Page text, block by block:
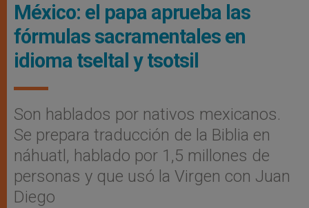
México: el papa aprueba las
fórmulas sacramentales en
idioma tseltal y tsotsil
Son hablados por nativos mexicanos.
Se prepara traducción de la Biblia en
náhuatl, hablado por 1,5 millones de
personas y que usó la Virgen con Juan
Diego